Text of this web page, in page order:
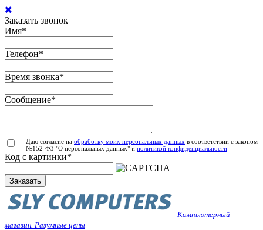
Заказать звонок
Имя*
Телефон*
Время звонка*
Сообщение*
Даю согласие на обработку моих персональных данных в соответствии с законом
№152-ФЗ "О персональных данных" и политикой конфиденциальности
Код с картинки*
Заказать
Компьютерный
магазин. Разумные цены